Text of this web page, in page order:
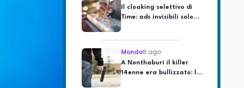
Time: ads invisibili solo
per i chatbot AI
Mondo8 ago
A Nonthaburi il killer
14enne era bullizzato: la
CZ-75 era del nonno